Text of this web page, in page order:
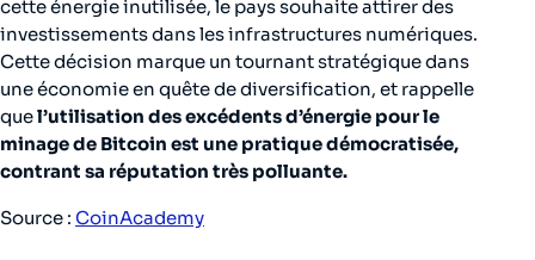
cette énergie inutilisée, le pays souhaite attirer des
investissements dans les infrastructures numériques.
Cette décision marque un tournant stratégique dans
une économie en quête de diversification, et rappelle
quel’utilisation des excédents d’énergie pour le
minage de Bitcoin est une pratique démocratisée,
contrant sa réputation très polluante.
Source : CoinAcademy